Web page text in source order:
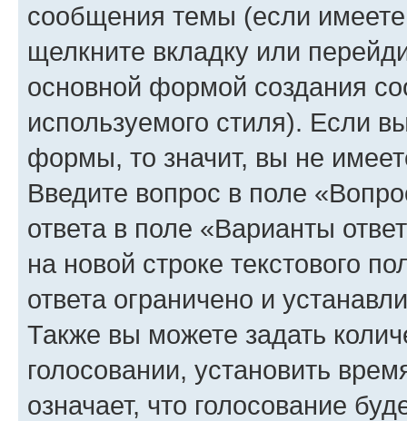
сообщения темы (если
щелкните вкладку или
основной формой создания
используемого стиля). Если
формы, то значит, вы не
Введите вопрос в поле
ответа в поле «Варианты
на новой строке текстового
ответа ограничено и
Также вы можете задать
голосовании, установить
означает, что голосование